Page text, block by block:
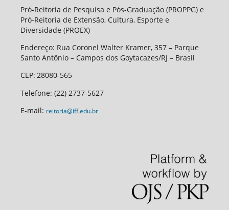
Pró-Reitoria de Pesquisa e Pós-Graduação (PROPPG) e
Pró-Reitoria de Extensão, Cultura, Esporte e
Diversidade (PROEX)
Endereço: Rua Coronel Walter Kramer, 357 – Parque
Santo Antônio – Campos dos Goytacazes/RJ – Brasil
CEP: 28080-565
Telefone: (22) 2737-5627
E-mail: reitoria@iff.edu.br